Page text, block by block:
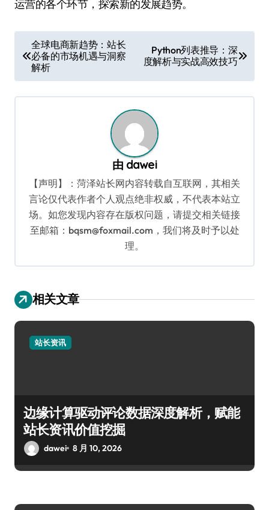
运营的各个环节，探索新的发展趋势。
章
导
航
全球电商新趋势：站长
必备的市场机遇与洞察
解析
Python列表推导：深
度解析与实战高效技巧
由 dawei
【声明】：菏泽站长网内容转载自互联网，其相关
言论仅代表作者个人观点绝非权威，不代表本站立
场。如您发现内容存在版权问题，请提交相关链接
至邮箱：bqsm@foxmail.com，我们将及时予以处
理。
相关文章
站长资讯
边缘计算驱动评论数据深度解析，赋能
站长资讯价值挖掘
dawei 8 月 10, 2026